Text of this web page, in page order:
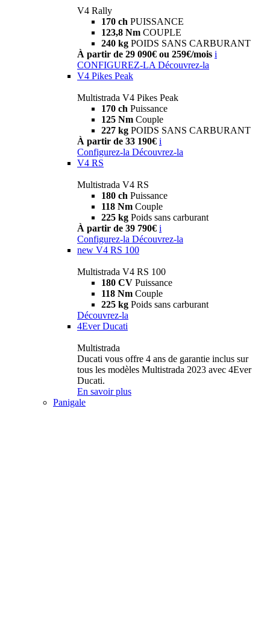
V4 Rally
170 ch PUISSANCE
123,8 Nm COUPLE
240 kg POIDS SANS CARBURANT
À partir de 29 090€ ou 259€/mois i
CONFIGUREZ-LA Découvrez-la
V4 Pikes Peak
Multistrada V4 Pikes Peak
170 ch Puissance
125 Nm Couple
227 kg POIDS SANS CARBURANT
À partir de 33 190€ i
Configurez-la Découvrez-la
V4 RS
Multistrada V4 RS
180 ch Puissance
118 Nm Couple
225 kg Poids sans carburant
À partir de 39 790€ i
Configurez-la Découvrez-la
new V4 RS 100
Multistrada V4 RS 100
180 CV Puissance
118 Nm Couple
225 kg Poids sans carburant
Découvrez-la
4Ever Ducati
Multistrada
Ducati vous offre 4 ans de garantie inclus sur
tous les modèles Multistrada 2023 avec 4Ever
Ducati.
En savoir plus
Panigale